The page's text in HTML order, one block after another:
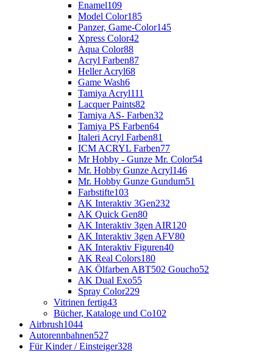
Enamel109
Model Color185
Panzer, Game-Color145
Xpress Color42
Aqua Color88
Acryl Farben87
Heller Acryl68
Game Wash6
Tamiya Acryl111
Lacquer Paints82
Tamiya AS- Farben32
Tamiya PS Farben64
Italeri Acryl Farben81
ICM ACRYL Farben77
Mr Hobby - Gunze Mr. Color54
Mr. Hobby Gunze Acryl146
Mr. Hobby Gunze Gundum51
Farbstifte103
AK Interaktiv 3Gen232
AK Quick Gen80
AK Interaktiv 3gen AIR120
AK Interaktiv 3gen AFV80
AK Interaktiv Figuren40
AK Real Colors180
AK Ölfarben ABT502 Goucho52
AK Dual Exo55
Spray Color229
Vitrinen fertig43
Bücher, Kataloge und Co102
Airbrush1044
Autorennbahnen527
Für Kinder / Einsteiger328